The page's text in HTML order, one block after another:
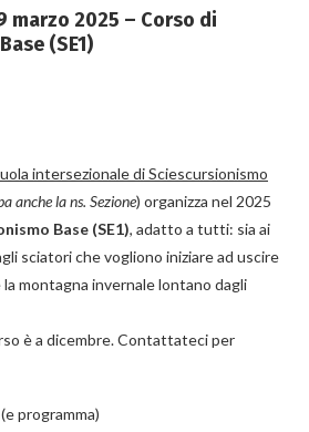
marzo 2025 – Corso di
(SE1)
intersezionale di Sciescursionismo
anche la ns. Sezione) organizza nel 2025
Base (SE1), adatto a tutti: sia ai
sciatori che vogliono iniziare ad uscire
montagna invernale lontano dagli
è a dicembre. Contattateci per
(e programma)